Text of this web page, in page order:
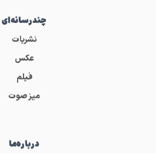
چندرسانه‌ای
نشریات
عکس
فیلم
میز صوت
درباره‌ما